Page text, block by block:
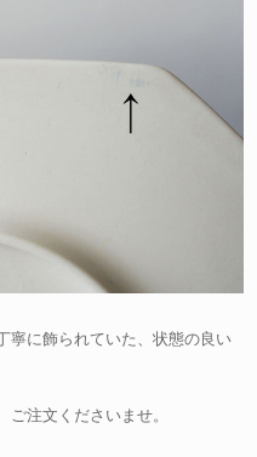
寧に飾られていた、状態の良い
注文くださいませ。